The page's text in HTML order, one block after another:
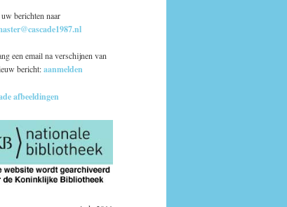
berichten naar
een email na verschijnen van
bericht:aanmelden
afbeeldingen